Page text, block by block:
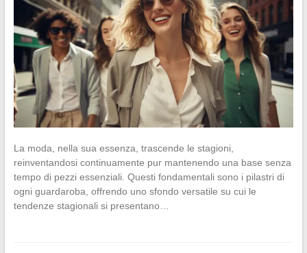
La moda, nella sua essenza, trascende le stagioni,
reinventandosi continuamente pur mantenendo una base senza
tempo di pezzi essenziali. Questi fondamentali sono i pilastri di
ogni guardaroba, offrendo uno sfondo versatile su cui le
tendenze stagionali si presentano…